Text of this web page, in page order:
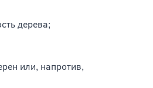
дерева;
или, напротив,